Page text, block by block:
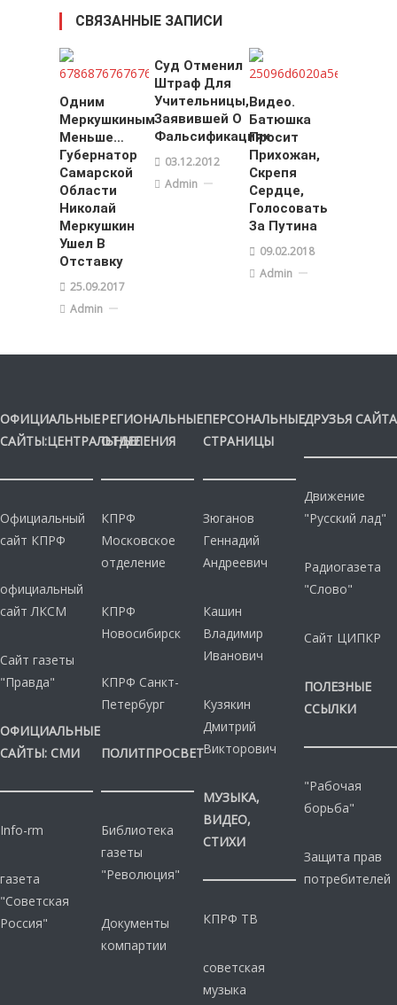
СВЯЗАННЫЕ ЗАПИСИ
Одним
Меркушкиным
Меньше…
Губернатор
Самарской
Области
Николай
Меркушкин
Ушел В
Отставку
25.09.2017
Admin
Суд Отменил
Штраф Для
Учительницы,
Заявившей О
Фальсификациях
03.12.2012
Admin
Видео.
Батюшка
Просит
Прихожан,
Скрепя
Сердце,
Голосовать
За Путина
09.02.2018
Admin
ОФИЦИАЛЬНЫЕ
САЙТЫ:ЦЕНТРАЛЬНЫЕ
Официальный
сайт КПРФ
официальный
сайт ЛКСМ
Сайт газеты
"Правда"
ОФИЦИАЛЬНЫЕ
САЙТЫ: СМИ
Info-rm
газета
"Советская
Россия"
РЕГИОНАЛЬНЫЕ
ОТДЕЛЕНИЯ
КПРФ
Московское
отделение
КПРФ
Новосибирск
КПРФ Санкт-
Петербург
ПОЛИТПРОСВЕТ
Библиотека
газеты
"Революция"
Документы
компартии
ПЕРСОНАЛЬНЫЕ
СТРАНИЦЫ
Зюганов
Геннадий
Андреевич
Кашин
Владимир
Иванович
Кузякин
Дмитрий
Викторович
МУЗЫКА,
ВИДЕО,
СТИХИ
КПРФ ТВ
советская
музыка
ДРУЗЬЯ САЙТА
Движение
"Русский лад"
Радиогазета
"Слово"
Сайт ЦИПКР
ПОЛЕЗНЫЕ
ССЫЛКИ
"Рабочая
борьба"
Защита прав
потребителей